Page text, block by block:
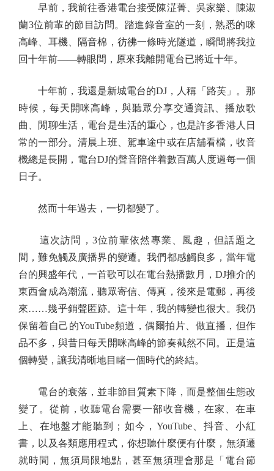
早前，我前往香港電台接受陳淽菁、吳家樂、陳淑
蘭3位前輩的節目訪問。踏進錄音室的一刻，熟悉的咪
高峰、耳機、隔音棉，彷彿一條時光隧道，瞬間將我拉
回十年前——轉眼間，原來我離開電台已將近十年。
十年前，我還是新城電台的DJ，人稱「路芙」。那
時候，每天開咪高峰，與聽眾分享交通資訊、播放歌
曲、閒聊生活，電台是生活的重心，也是許多香港人日
常的一部分。清晨上班、駕車途中或在店舖看檔，收音
機總是長開，電台DJ的聲音陪伴着數百萬人度過每一個
日子。
然而十年過去，一切都變了。
這次訪問，3位前輩依然專業、風趣，但話題之
間，難免觸及廣播界的變遷。我們都感觸良多，當年電
台的興盛年代，一首歌可以在電台熱播數月，DJ推介的
東西會成為潮流，聽眾寄信、傳真，後來是電郵，再後
來……幾乎銷聲匿跡。這十年，我的轉變也很大。我仍
保留着自己的YouTube頻道，偶爾拍片、做直播，但作
品不多，與昔日每天開咪高峰的節奏截然不同。正是這
個轉變，讓我清晰地目睹一個時代的終結。
電台的衰落，並非節目質素下降，而是整個生態改
變了。從前，收聽電台需要一部收音機，在家、在車
上、在地盤才能聽到；如今，YouTube、抖音、小紅
書，以及各類應用程式，你想聽什麼便有什麼，無須遷
就時間，無須局限地點，甚至無須理會那是「電台節